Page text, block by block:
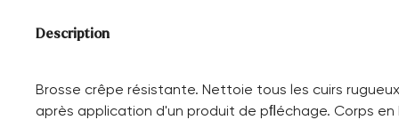
Description
Brosse crêpe résistante. Nettoie tous les cuirs
après application d'un produit de pﬂéchage. Corps en